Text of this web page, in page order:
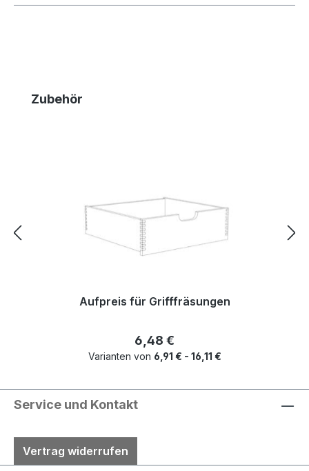
Produktgalerie überspringen
Zubehör
Aufpreis für Grifffräsungen
Regulärer Preis:
6,48 €
Varianten von 6,91 € - 16,11 €
Service und Kontakt
Vertrag widerrufen